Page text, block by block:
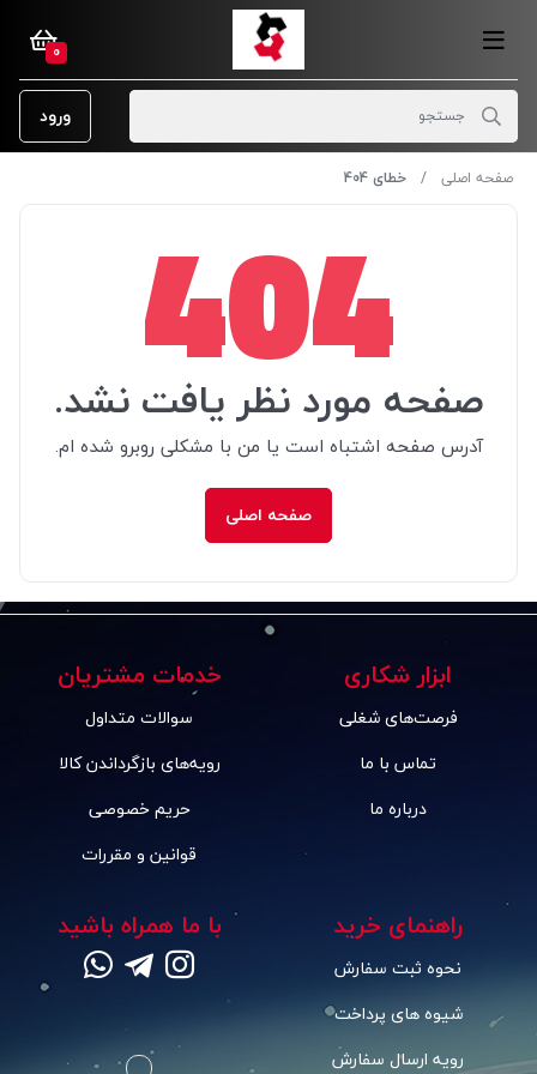
0
ورود
صفحه اصلی خطای 404
404
صفحه مورد نظر یافت نشد.
آدرس صفحه اشتباه است یا من با مشکلی روبرو شده ام.
صفحه اصلی
ابزار شکاری
فرصت‌های شغلی
تماس با ما
درباره ما
خدمات مشتریان
سوالات متداول
رویه‌های بازگرداندن کالا
حریم خصوصی
قوانین و مقررات
راهنمای خرید
نحوه ثبت سفارش
شیوه های پرداخت
رویه ارسال سفارش
با ما همراه باشید